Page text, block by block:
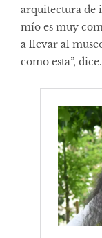
arquitectura de
mío es muy
a llevar al
como esta”, dice.